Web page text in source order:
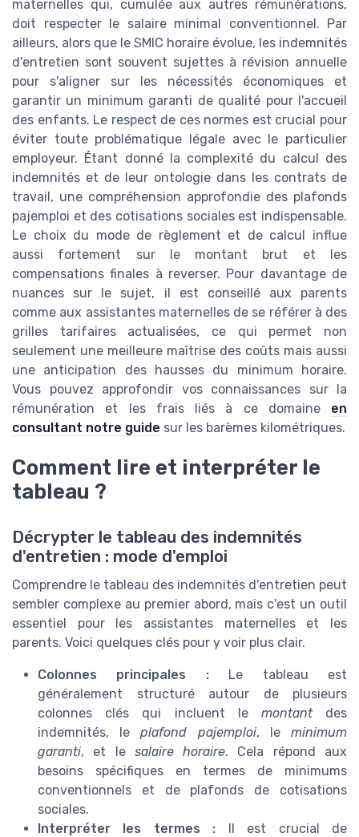
maternelles qui, cumulée aux autres rémunérations,
doit respecter le salaire minimal conventionnel. Par
ailleurs, alors que le SMIC horaire évolue, les indemnités
d'entretien sont souvent sujettes à révision annuelle
pour s'aligner sur les nécessités économiques et
garantir un minimum garanti de qualité pour l'accueil
des enfants. Le respect de ces normes est crucial pour
éviter toute problématique légale avec le particulier
employeur. Étant donné la complexité du calcul des
indemnités et de leur ontologie dans les contrats de
travail, une compréhension approfondie des plafonds
pajemploi et des cotisations sociales est indispensable.
Le choix du mode de règlement et de calcul influe
aussi fortement sur le montant brut et les
compensations finales à reverser. Pour davantage de
nuances sur le sujet, il est conseillé aux parents
comme aux assistantes maternelles de se référer à des
grilles tarifaires actualisées, ce qui permet non
seulement une meilleure maîtrise des coûts mais aussi
une anticipation des hausses du minimum horaire.
Vous pouvez approfondir vos connaissances sur la
rémunération et les frais liés à ce domaine en
consultant notre guide sur les barèmes kilométriques.
Comment lire et interpréter le
tableau ?
Décrypter le tableau des indemnités
d'entretien : mode d'emploi
Comprendre le tableau des indemnités d'entretien peut
sembler complexe au premier abord, mais c'est un outil
essentiel pour les assistantes maternelles et les
parents. Voici quelques clés pour y voir plus clair.
Colonnes principales :Le tableau est
généralement structuré autour de plusieurs
colonnes clés qui incluent le montantdes
indemnités, leplafond pajemploi, leminimum
garanti, et le salaire horaire. Cela répond aux
besoins spécifiques en termes de minimums
conventionnels et de plafonds de cotisations
sociales.
Interpréter les termes : Il est crucial de